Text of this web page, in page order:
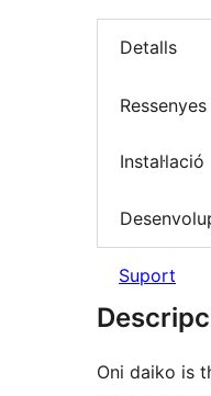
Detalls
Ressenyes
Instal·lació
Suport
Oni daiko is